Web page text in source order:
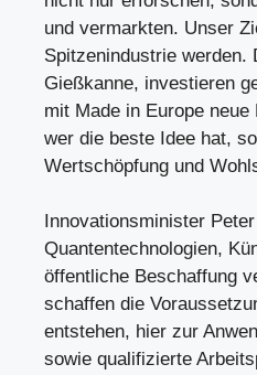
und vermarkten. Unser
Spitzenindustrie
Gießkanne, investieren
mit Made in Europe
wer die beste Idee hat,
Wertschöpfung und
Innovationsminister
Quantentechnologien,
öffentliche Beschaffung
schaffen die
entstehen, hier zur
sowie qualifizierte